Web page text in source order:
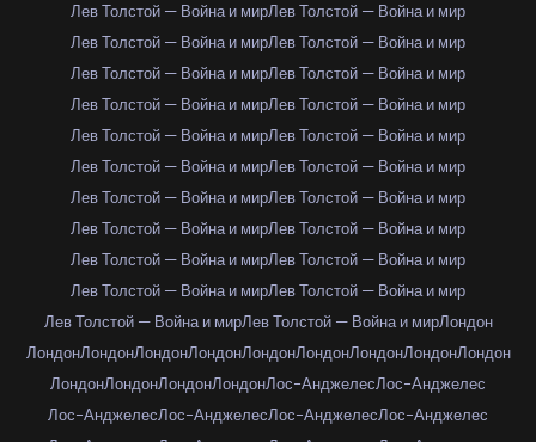
Лев Толстой — Война и мирЛев Толстой — Война и мир
Лев Толстой — Война и мирЛев Толстой — Война и мир
Лев Толстой — Война и мирЛев Толстой — Война и мир
Лев Толстой — Война и мирЛев Толстой — Война и мир
Лев Толстой — Война и мирЛев Толстой — Война и мир
Лев Толстой — Война и мирЛев Толстой — Война и мир
Лев Толстой — Война и мирЛев Толстой — Война и мир
Лев Толстой — Война и мирЛев Толстой — Война и мир
Лев Толстой — Война и мирЛев Толстой — Война и мир
Лев Толстой — Война и мирЛев Толстой — Война и мир
Лев Толстой — Война и мирЛев Толстой — Война и мирЛондон
ЛондонЛондонЛондонЛондонЛондонЛондонЛондонЛондонЛондон
ЛондонЛондонЛондонЛондонЛос-АнджелесЛос-Анджелес
Лос-АнджелесЛос-АнджелесЛос-АнджелесЛос-Анджелес